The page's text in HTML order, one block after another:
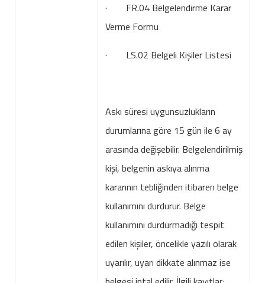
· FR.04 Belgelendirme Karar
Verme Formu
· LS.02 Belgeli Kişiler Listesi
Askı süresi uygunsuzlukların
durumlarına göre 15 gün ile 6 ay
arasında değişebilir. Belgelendirilmiş
kişi, belgenin askıya alınma
kararının tebliğinden itibaren belge
kullanımını durdurur. Belge
kullanımını durdurmadığı tespit
edilen kişiler, öncelikle yazılı olarak
uyarılır, uyarı dikkate alınmaz ise